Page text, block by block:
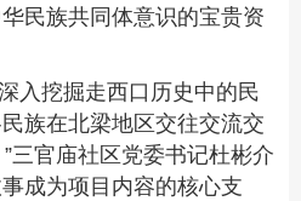
民族共同体意识的宝贵资
入挖掘走西口历史中的民
族在北梁地区交往交流交
三官庙社区党委书记杜彬介
成为项目内容的核心支